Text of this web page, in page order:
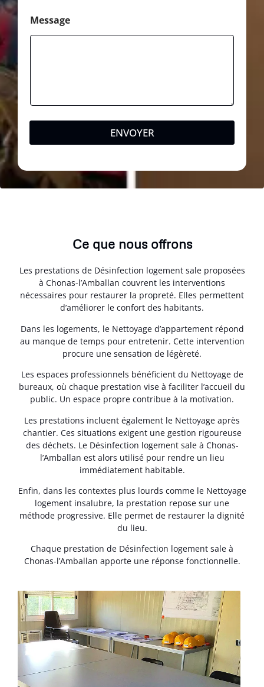
Message
ENVOYER
Ce que nous offrons
Les prestations de Désinfection logement sale proposées
à Chonas-l’Amballan couvrent les interventions
nécessaires pour restaurer la propreté. Elles permettent
d’améliorer le confort des habitants.
Dans les logements, le Nettoyage d’appartement répond
au manque de temps pour entretenir. Cette intervention
procure une sensation de légèreté.
Les espaces professionnels bénéficient du Nettoyage de
bureaux, où chaque prestation vise à faciliter l’accueil du
public. Un espace propre contribue à la motivation.
Les prestations incluent également le Nettoyage après
chantier. Ces situations exigent une gestion rigoureuse
des déchets. Le Désinfection logement sale à Chonas-
l’Amballan est alors utilisé pour rendre un lieu
immédiatement habitable.
Enfin, dans les contextes plus lourds comme le Nettoyage
logement insalubre, la prestation repose sur une
méthode progressive. Elle permet de restaurer la dignité
du lieu.
Chaque prestation de Désinfection logement sale à
Chonas-l’Amballan apporte une réponse fonctionnelle.